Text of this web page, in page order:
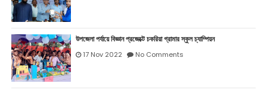
উপজেলা পর্যায়ে বিজ্ঞান প্রজেক্টে চকরিয়া গ্রামার স্কুল চ্যাম্পিয়ন
17 Nov 2022 No Comments